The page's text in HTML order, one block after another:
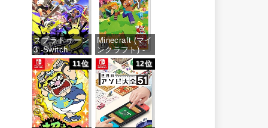
価格：¥900
スプラトゥーン
3 -Switch
価格：¥5,536
Minecraft (マイ
ンクラフト) -
Switch
価格：¥3,400
11位 12位